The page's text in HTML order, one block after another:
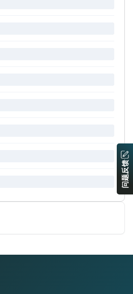
问题反馈